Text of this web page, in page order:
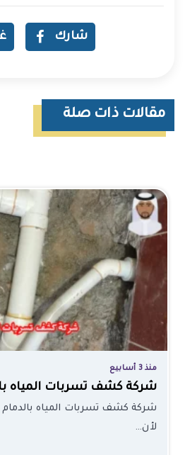
شارك
مقالات ذات صلة
منذ 3 أسابيع
شركة كشف تسربات المياه
شركة كشف تسربات المياه بالدمام
لأن…